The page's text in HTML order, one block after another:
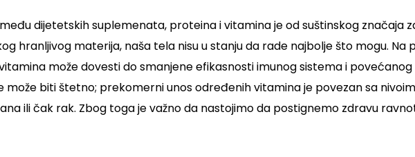
dijetetskih suplemenata, proteina i vitamina je od suštinskog značaja
hranljivog materija, naša tela nisu u stanju da rade najbolje što mogu.
može dovesti do smanjene efikasnosti imunog sistema i
biti štetno; prekomerni unos određenih vitamina je povezan sa
ili čak rak. Zbog toga je važno da nastojimo da postignemo zdravu